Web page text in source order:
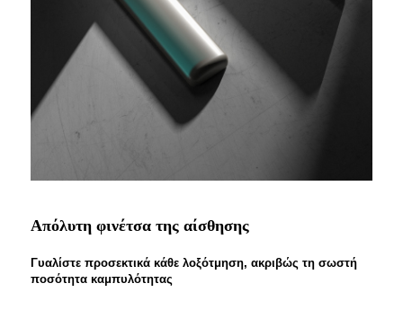
Απόλυτη φινέτσα της αίσθησης
Γυαλίστε προσεκτικά κάθε λοξότμηση, ακριβώς τη σωστή
ποσότητα καμπυλότητας